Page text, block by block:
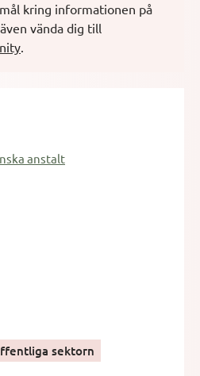
kring informationen på
vända dig till
.
anstalt
sektorn